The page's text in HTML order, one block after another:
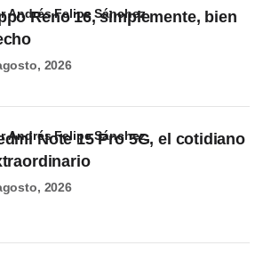
Reno 16, simplemente, bien
Andrés Felipe Sánchez
2026
Note 15 Pro 5G, el cotidiano
Andrés Felipe Sánchez
2026